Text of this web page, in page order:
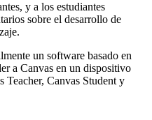
y a los estudiantes
sobre el desarrollo de
un software basado en
a Canvas en un dispositivo
Teacher, Canvas Student y